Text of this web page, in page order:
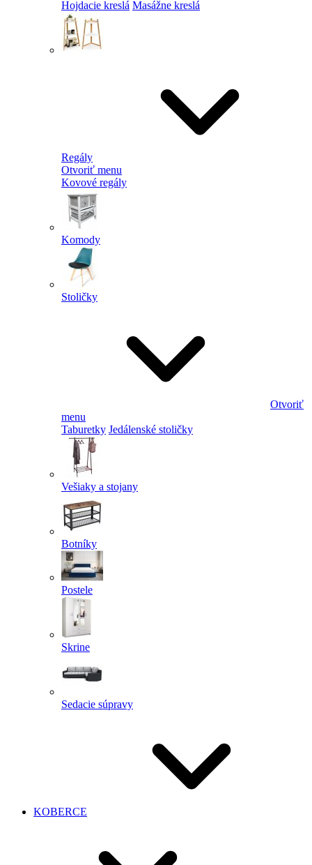
Hojdacie kreslá Masážne kreslá
Regály
Otvoriť menu
Kovové regály
Komody
Stoličky
Otvoriť
menu
Taburetky Jedálenské stoličky
Vešiaky a stojany
Botníky
Postele
Skrine
Sedacie súpravy
KOBERCE